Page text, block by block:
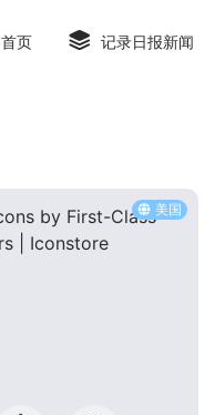
首页 记录日报新闻
美国